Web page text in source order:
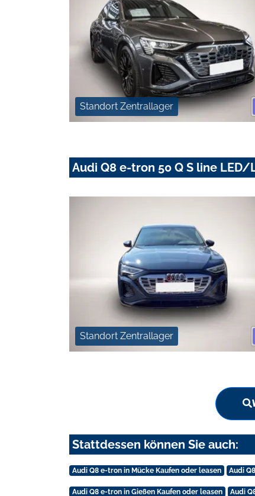
Standort Zentrallager
Audi Q8 e-tron 50 Q S line
Standort Zentrallager
Stattdessen können Sie auch:
Audi Q8 e-tron in Mücke Kaufen oder leasen Audi
Audi Q8 e-tron in Gießen Kaufen oder leasen Audi